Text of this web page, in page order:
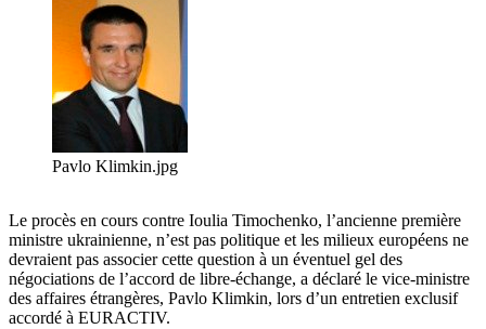
Pavlo Klimkin.jpg
Le procès en cours contre Ioulia Timochenko, l’ancienne première
ministre ukrainienne, n’est pas politique et les milieux européens ne
devraient pas associer cette question à un éventuel gel des
négociations de l’accord de libre-échange, a déclaré le vice-ministre
des affaires étrangères, Pavlo Klimkin, lors d’un entretien exclusif
accordé à EURACTIV.